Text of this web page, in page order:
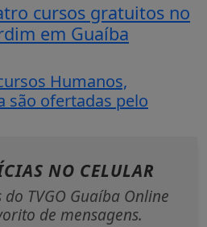
cursos gratuitos no
em Guaíba
Humanos,
são ofertadas pelo
NO CELULAR
TVGO Guaíba Online
de mensagens.